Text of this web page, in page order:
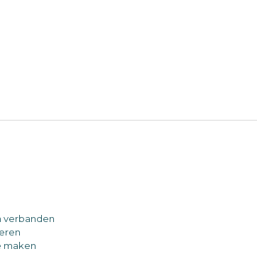
verbanden
maken